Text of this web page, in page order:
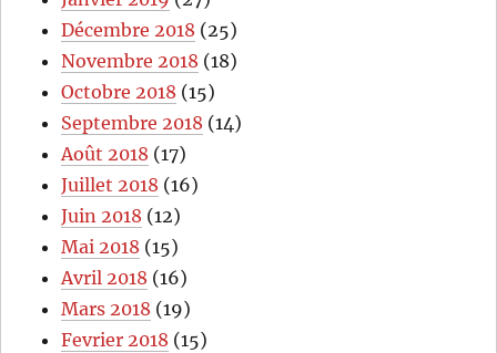
Décembre 2018 (25)
Novembre 2018 (18)
Octobre 2018 (15)
Septembre 2018 (14)
Août 2018 (17)
Juillet 2018 (16)
Juin 2018 (12)
Mai 2018 (15)
Avril 2018 (16)
Mars 2018 (19)
Fevrier 2018 (15)